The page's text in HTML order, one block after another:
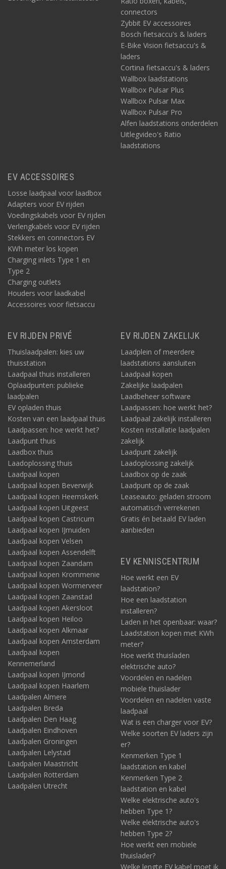
connectors
Zybbit EV accessoires
Bosch fietsaccu's & laders
E-Bike Vision fietsaccu's &
laders
Cortina fietsaccu's & laders
Wallbox laadstations
Wallbox Pulsar Plus
Wallbox Pulsar Max
Wallbox Pulsar Pro
Alfen laadstations onderdelen
Uitlegvideo's Ratio
laadstations
EV ACCESSOIRES
Losse laadpaal voor laadbox
Adapters voor EV rijden
Voedingskabels voor EV rijden
Verlengkabels voor EV rijden
Stekkers en connectors EV
KWh meter los kopen
Charging inlets Type 1 en
Type 2
Charging outlets
Houders voor laadkabel
Accessoires voor fietsaccu
EV RIJDEN PRIVÉ
Thuislaadpalen: kies uw
thuisstation
Laadpaal thuis installeren
Oplaadpunten: publieke
laadpalen
EV opladen thuis
Kosten van een laadpaal thuis
Laadpassen: hoe werkt het?
Laadpunt thuis
Laadbox thuis
Laadoplossing thuis
Laadpaal kopen
Laadpaal kopen Beverwijk
Laadpaal kopen Heemskerk
Laadpaal kopen Uitgeest
Laadpaal kopen Castricum
Laadpaal kopen IJmuiden
Laadpaal kopen Velsen
Laadpaal kopen Assendelft
Laadpaal kopen Zaandam
Laadpaal kopen Krommenie
Laadpaal kopen Wormerveer
Laadpaal kopen Zaanstad
Laadpaal kopen Akersloot
Laadpaal kopen Heiloo
Laadpaal kopen Alkmaar
Laadpaal kopen Amsterdam
Laadpaal kopen
Kennemerland
Laadpaal kopen IJmond
Laadpaal kopen Haarlem
Laadpalen Almere
Laadpalen Breda
Laadpalen Den Haag
Laadpalen Eindhoven
Laadpalen Groningen
Laadpalen Lelystad
Laadpalen Maastricht
Laadpalen Rotterdam
Laadpalen Utrecht
EV RIJDEN ZAKELIJK
Laadplein of meerdere
laadstations aansluiten
Laadpaal kopen
Zakelijke laadpalen
Laadbeheer software
Laadpassen: hoe werkt het?
Laadpaal zakelijk installeren
Kosten installatie laadpalen
zakelijk
Laadpunt zakelijk
Laadoplossing zakelijk
Laadbox op de zaak
Laadpunt op de zaak
Leaseauto: geladen stroom
automatisch verrekenen
Gratis én betaald EV laden
aanbieden
EV KENNISCENTRUM
Hoe werkt een EV
laadstation?
Hoe een laadstation
installeren?
Laden in het openbaar: waar?
Laadstation kopen met KWh
meter?
Hoe werkt thuisladen
elektrische auto?
Voordelen en nadelen
mobiele thuislader
Voordelen en nadelen vaste
laadpaal
Wat is een charger voor EV?
Welke soorten EV laders zijn
er?
Kenmerken Type 1
laadstation en kabel
Kenmerken Type 2
laadstation en kabel
Welke elektrische auto's
hebben Type 1?
Welke elektrische auto's
hebben Type 2?
Hoe werkt een mobiele
thuislader?
Welke lengte EV kabel moet ik